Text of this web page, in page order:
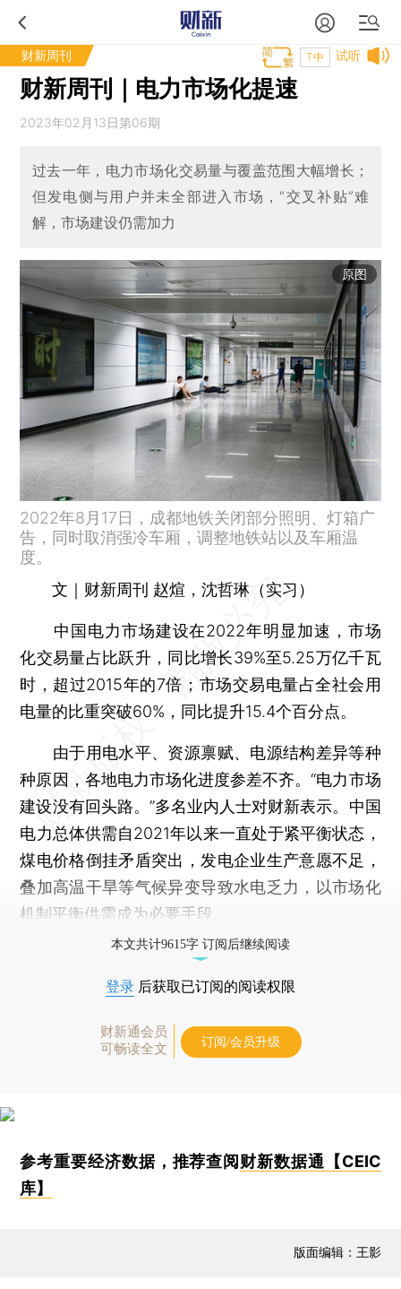
财新周刊 试听
T中
财新周刊｜电力市场化提速
2023年02月13日第06期
过去一年，电力市场化交易量与覆盖范围大幅增长；
但发电侧与用户并未全部进入市场，“交叉补贴”难
解，市场建设仍需加力
原图
2022年8月17日，成都地铁关闭部分照明、灯箱广
告，同时取消强冷车厢，调整地铁站以及车厢温
度。
文｜财新周刊 赵煊，沈哲琳（实习）
中国电力市场建设在2022年明显加速，市场
化交易量占比跃升，同比增长39%至5.25万亿千瓦
时，超过2015年的7倍；市场交易电量占全社会用
电量的比重突破60%，同比提升15.4个百分点。
由于用电水平、资源禀赋、电源结构差异等种
种原因，各地电力市场化进度参差不齐。“电力市场
建设没有回头路。”多名业内人士对财新表示。中国
电力总体供需自2021年以来一直处于紧平衡状态，
煤电价格倒挂矛盾突出，发电企业生产意愿不足，
叠加高温干旱等气候异变导致水电乏力，以市场化
机制平衡供需成为必要手段。
本文共计9615字 订阅后继续阅读
登录 后获取已订阅的阅读权限
财新通会员
可畅读全文
订阅/会员升级
参考重要经济数据，推荐查阅财新数据通【CEIC
库】
版面编辑：王影